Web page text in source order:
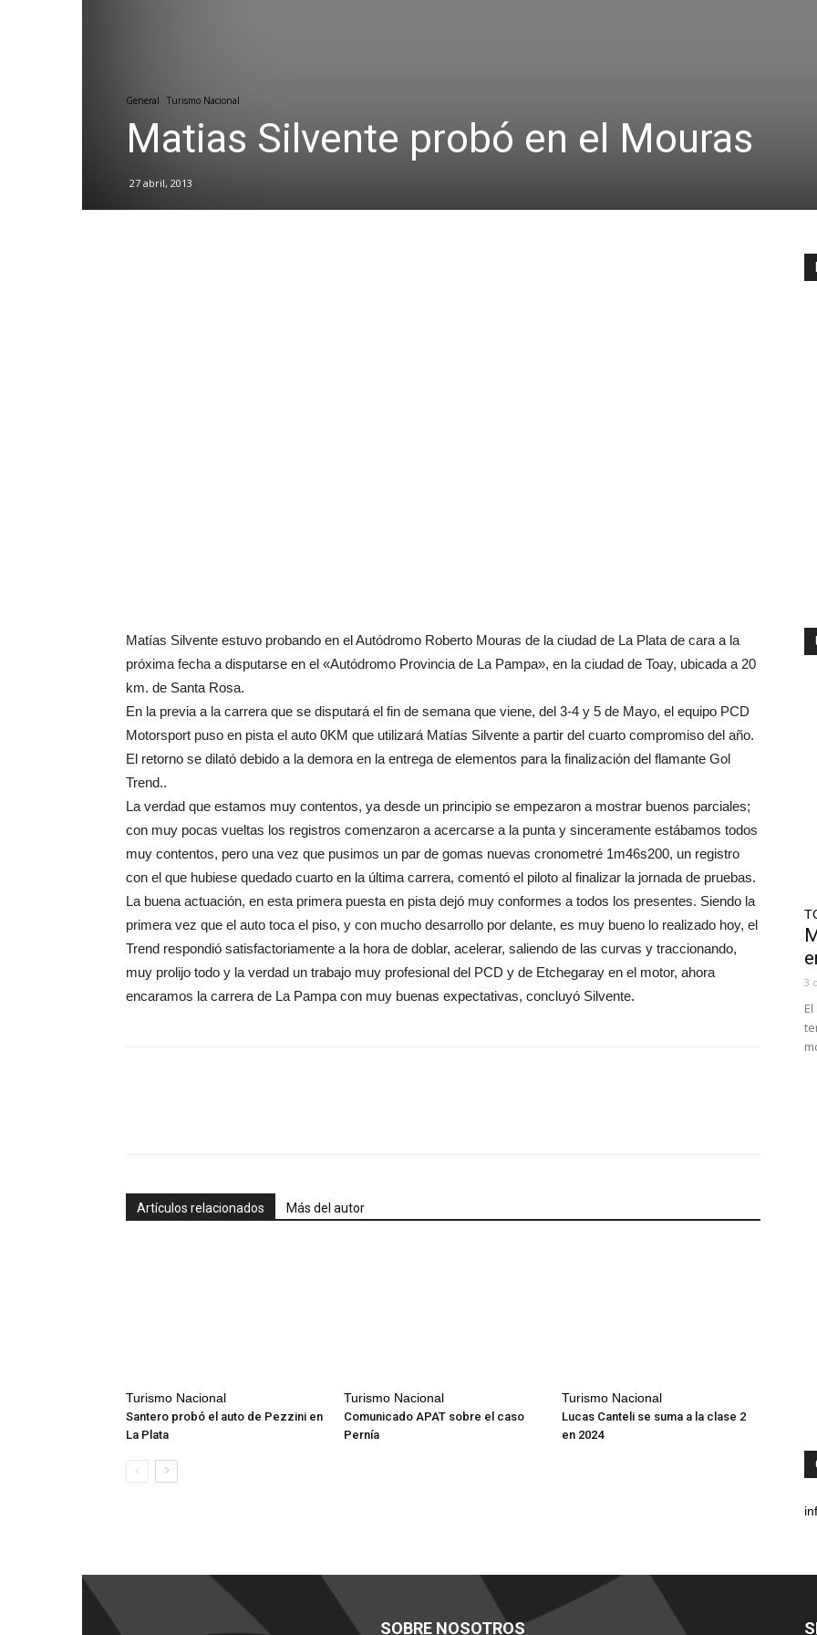
General Turismo Nacional
Matias Silvente probó en el Mouras
27 abril, 2013
Matías Silvente estuvo probando en el Autódromo Roberto Mouras de la ciudad de La Plata de cara a la
próxima fecha a disputarse en el «Autódromo Provincia de La Pampa», en la ciudad de Toay, ubicada a 20
km. de Santa Rosa.
En la previa a la carrera que se disputará el fin de semana que viene, del 3-4 y 5 de Mayo, el equipo PCD
Motorsport puso en pista el auto 0KM que utilizará Matías Silvente a partir del cuarto compromiso del año.
El retorno se dilató debido a la demora en la entrega de elementos para la finalización del flamante Gol
Trend..
La verdad que estamos muy contentos, ya desde un principio se empezaron a mostrar buenos parciales;
con muy pocas vueltas los registros comenzaron a acercarse a la punta y sinceramente estábamos todos
muy contentos, pero una vez que pusimos un par de gomas nuevas cronometré 1m46s200, un registro
con el que hubiese quedado cuarto en la última carrera, comentó el piloto al finalizar la jornada de pruebas.
La buena actuación, en esta primera puesta en pista dejó muy conformes a todos los presentes. Siendo la
primera vez que el auto toca el piso, y con mucho desarrollo por delante, es muy bueno lo realizado hoy, el
Trend respondió satisfactoriamente a la hora de doblar, acelerar, saliendo de las curvas y traccionando,
muy prolijo todo y la verdad un trabajo muy profesional del PCD y de Etchegaray en el motor, ahora
encaramos la carrera de La Pampa con muy buenas expectativas, concluyó Silvente.
Artículos relacionados Más del autor
Turismo Nacional
Santero probó el auto de Pezzini en
La Plata
Turismo Nacional
Comunicado APAT sobre el caso
Pernía
Turismo Nacional
Lucas Canteli se suma a la clase 2
en 2024
3
SOBRE NOSOTROS